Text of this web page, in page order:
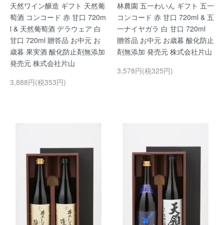
天然ワイン醸造 ギフト 天然葡
萄酒 コンコード 赤 甘口 720m
l & 天然葡萄酒 デラウェア 白
甘口 720ml 贈答品 お中元 お
歳暮 果実酒 酸化防止剤無添加
発売元 株式会社片山
3,888円(税353円)
林農園 五一わいん ギフト 五一
コンコード 赤 甘口 720ml & 五
一ナイヤガラ 白 甘口 720ml
贈答品 お中元 お歳暮 酸化防止
剤無添加 発売元 株式会社片山
3,578円(税325円)